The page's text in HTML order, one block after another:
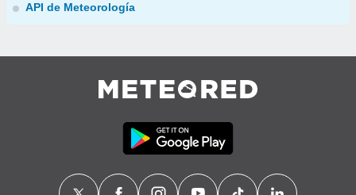
API de Meteorología